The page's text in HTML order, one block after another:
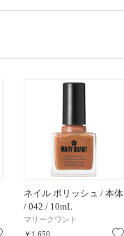
ネイル ポリッシュ / 本体
/ 042 / 10mL
マリークワント
￥1,650